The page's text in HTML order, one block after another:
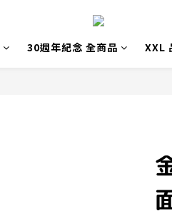
30週年紀念 全商品 XXL